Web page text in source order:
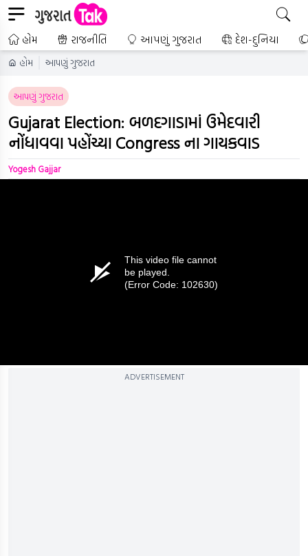
હોમ રાજનીતિ આપણું ગુજરાત દેશ-દુનિયા
હોમ આપણું ગુજરાત
આપણું ગુજરાત
Gujarat Election: બળદગાડામાં ઉમેદવારી
નોંધાવવા પહોંચ્યા Congress ના ગાયકવાડ
Yogesh Gajjar
This video file cannot
be played.
(Error Code: 102630)
ADVERTISEMENT